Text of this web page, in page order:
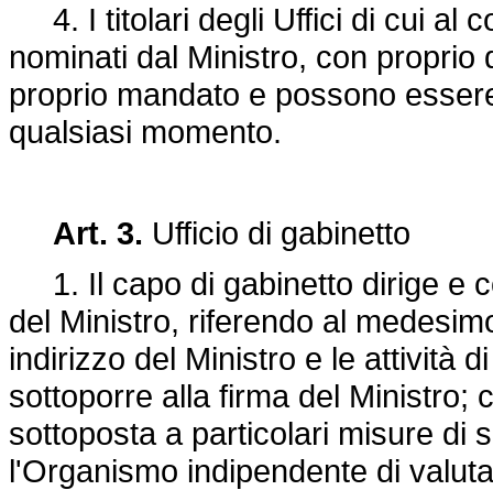
4. I titolari degli Uffici di cui al
nominati dal Ministro, con
proprio mandato e possono
qualsiasi momento.
Art. 3. Ufficio di gabinetto
1. Il capo di gabinetto dirige e
del Ministro, riferendo al
indirizzo del Ministro e le attività
sottoporre alla firma del Ministro;
sottoposta a particolari misure di
l'Organismo indipendente di